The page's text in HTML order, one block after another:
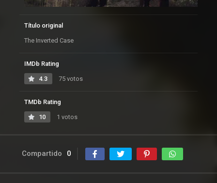
Título original
The Inverted Case
IMDb Rating
4.3 75 votos
TMDb Rating
10 1 votos
Compartido 0